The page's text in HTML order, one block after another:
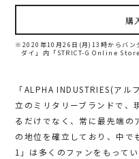
購
※2020年10月26日(月)13時からバン
ダイ」内 「STRICT-G Online
「ALPHA INDUSTRIES(ア
立のミリタリーブランドで、
るだけでなく、常に最先端の
の地位を確立しており、中で
1」は多くのファンをもってい